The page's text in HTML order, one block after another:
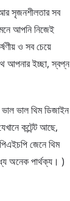
সৃজনশীলতার সব
আপনি নিজেই
ও সব চেয়ে
আপনার ইচ্ছা, স্বপ্ন
ভাল থিম ডিজাইন
কন্টেন্ট আছে,
জেনে থিম
অনেক পার্থক্য। )